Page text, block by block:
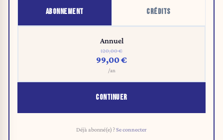
ABONNEMENT CRÉDITS
Annuel
120,00 €
99,00 €
/an
CONTINUER
Déjà abonné(e) ?Se connecter